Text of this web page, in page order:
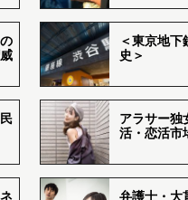
＜東京地下
史＞
アラサー独
活・恋活市
弁護士・大